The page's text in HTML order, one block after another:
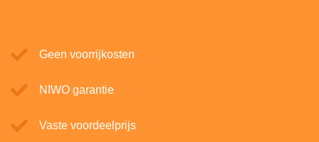
Geen voorrijkosten
NIWO garantie
Vaste voordeelprijs